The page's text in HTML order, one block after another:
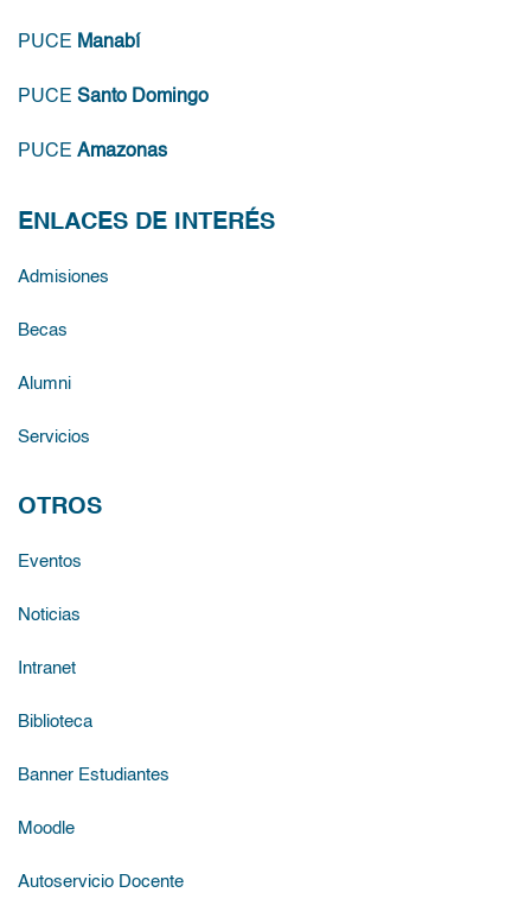
PUCE Manabí
PUCE Santo Domingo
PUCE Amazonas
ENLACES DE INTERÉS
Admisiones
Becas
Alumni
Servicios
OTROS
Eventos
Noticias
Intranet
Biblioteca
Banner Estudiantes
Moodle
Autoservicio Docente